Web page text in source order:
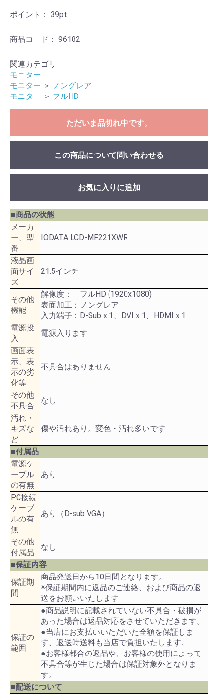
ポイント： 39pt
商品コード： 96182
関連カテゴリ
モニター
モニター ＞ ノングレア
モニター ＞ フルHD
ただいま品切れ中です。
この商品について問い合わせる
お気に入りに追加
■商品の状態
メーカ
ー、型
番
IODATA LCD-MF221XWR
液晶画
面サイ
ズ
21.5インチ
その他
機能
解像度： フルHD (1920x1080)
表面加工：ノングレア
入力端子：D-Subｘ1、DVIｘ1、HDMIｘ1
電源投
入
電源入ります
画面表
示、表
示の劣
化等
不具合はありません
その他
不具合
なし
汚れ・
キズな
ど
傷や汚れあり。変色・汚れ多いです
■付属品
電源ケ
ーブル
の有無
あり
PC接続
ケーブ
ルの有
無
あり（D-sub VGA）
その他
付属品
なし
■保証内容
保証期
間
商品発送日から10日間となります。
※保証期間内に返品のご連絡、および商品の返
送をお願いいたします
保証の
範囲
●商品説明に記載されていない不具合・破損が
あった場合は返品対応をさせていただきます。
●当店にお支払いいただいた全額を保証しま
す、返送時送料も当店で負担いたします。
●お客様都合の返品や、お客様の使用によって
不具合等が生じた場合は保証対象外となりま
す。
■配送について